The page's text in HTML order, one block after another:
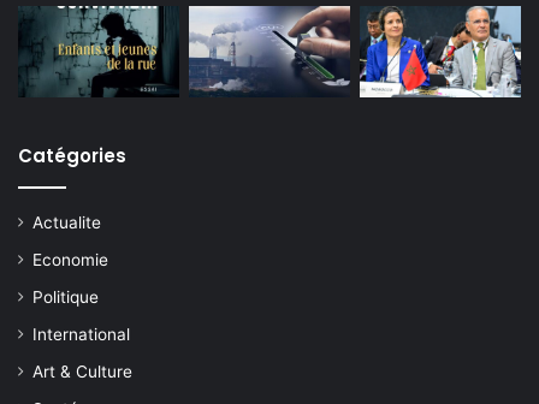
Catégories
Actualite
Economie
Politique
International
Art & Culture